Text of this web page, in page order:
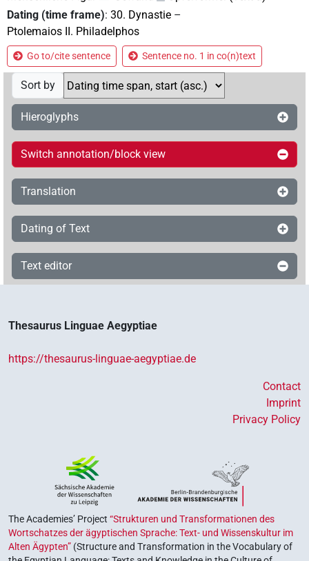
Dating (time frame): 30. Dynastie –
Ptolemaios II. Philadelphos
Go to/cite sentence Sentence no. 1 in co(n)text
Sort by
Hieroglyphs
Switch annotation/block view
Translation
Dating of Text
Text editor
Thesaurus Linguae Aegyptiae
https://thesaurus-linguae-aegyptiae.de
Contact
Imprint
Privacy Policy
The Academies’ Project “Strukturen und Transformationen des
Wortschatzes der ägyptischen Sprache: Text- und Wissenskultur im
Alten Ägypten” (Structure and Transformation in the Vocabulary of